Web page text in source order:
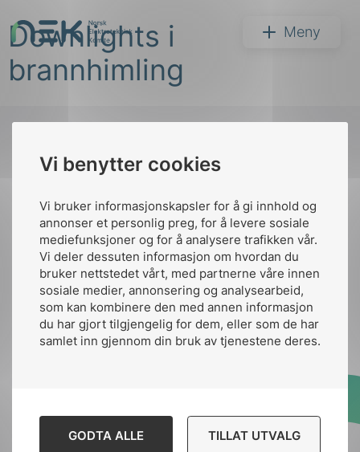
Vi benytter cookies
Vi bruker informasjonskapsler for å gi innhold og
annonser et personlig preg, for å levere sosiale
mediefunksjoner og for å analysere trafikken vår.
Vi deler dessuten informasjon om hvordan du
bruker nettstedet vårt, med partnerne våre innen
sosiale medier, annonsering og analysearbeid,
som kan kombinere den med annen informasjon
du har gjort tilgjengelig for dem, eller som de har
samlet inn gjennom din bruk av tjenestene deres.
GODTA ALLE TILLAT UTVALG
til
innhold
NEK Meny
Søk
Downlights i
brannhimling
Kontakt oss
Ansatte
nek@nek.no
Kontakt
Bruk av Cookies
Designed and developed
Stem Agency
toppen